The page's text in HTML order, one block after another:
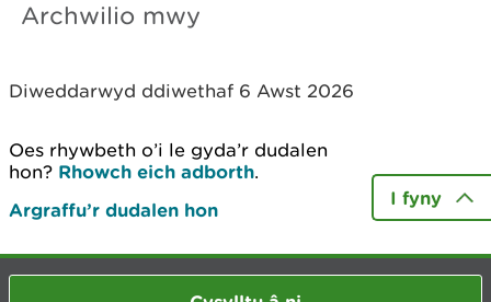
Archwilio mwy
Diweddarwyd ddiwethaf 6 Awst 2026
Oes rhywbeth o’i le gyda’r dudalen
hon? Rhowch eich adborth.
Argraffu’r dudalen hon
I fyny